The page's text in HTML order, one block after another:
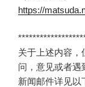
https://
关于上述内容，
问，意见或者遇
新闻邮件详见以